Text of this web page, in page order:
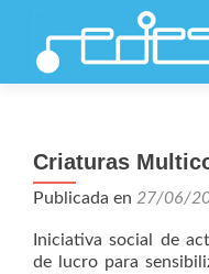
Criaturas
Publicada en 27/06/
Iniciativa social de
de lucro para